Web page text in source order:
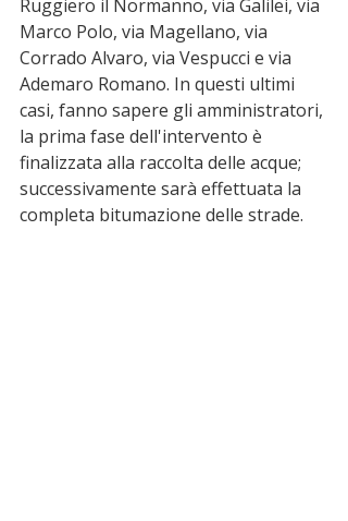
Ruggiero il Normanno, via Galilei, via
Marco Polo, via Magellano, via
Corrado Alvaro, via Vespucci e via
Ademaro Romano. In questi ultimi
casi, fanno sapere gli amministratori,
la prima fase dell'intervento è
finalizzata alla raccolta delle acque;
successivamente sarà effettuata la
completa bitumazione delle strade.